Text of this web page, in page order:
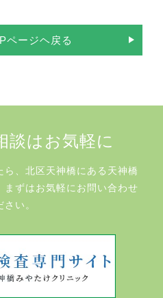
ページヘ戻る
談はお気軽に
、北区天神橋にある天神橋
ずはお気軽にお問い合わせ
さい。